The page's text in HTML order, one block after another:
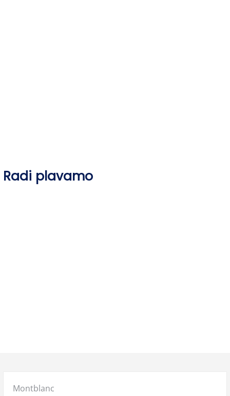
Radi plavamo
Posted
Montblanc